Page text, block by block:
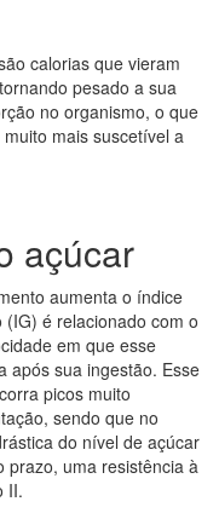
calorias que vieram
pesado a sua
no organismo, o que
mais suscetível a
açúcar
aumenta o índice
é relacionado com o
em que esse
após sua ingestão. Esse
picos muito
sendo que no
do nível de açúcar
prazo, uma resistência à
II.